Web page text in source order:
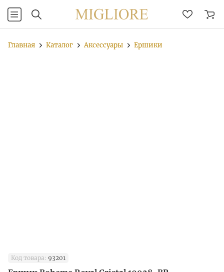
Главная Каталог Аксессуары Ершики
Код товара: 93201